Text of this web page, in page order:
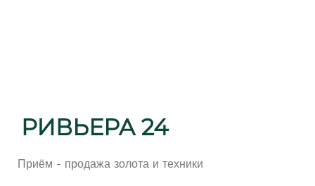
Приём - продажа золота и техники